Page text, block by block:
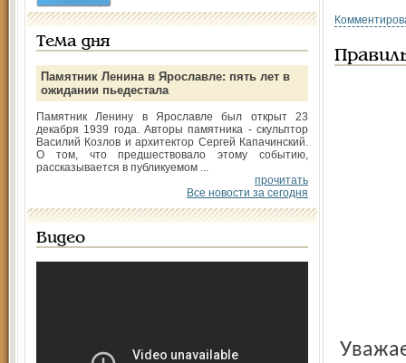
Тема дня
Памятник Ленина в Ярославле: пять лет в
ожидании пьедестала
Памятник Ленину в Ярославле был открыт 23
декабря 1939 года. Авторы памятника - скульптор
Василий Козлов и архитектор Сергей Капачинский.
О том, что предшествовало этому событию,
рассказывается в публикуемом ...
прочитать
Все новости за сегодня
Видео